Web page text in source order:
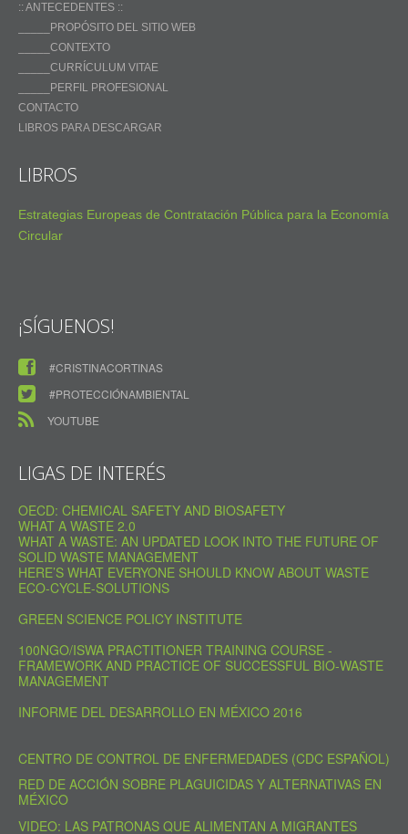
:: ANTECEDENTES ::
_____PROPÓSITO DEL SITIO WEB
_____CONTEXTO
_____CURRÍCULUM VITAE
_____PERFIL PROFESIONAL
CONTACTO
LIBROS PARA DESCARGAR
LIBROS
Estrategias Europeas de Contratación Pública para la Economía
Circular
¡SÍGUENOS!
#CRISTINACORTINAS
#PROTECCIÓNAMBIENTAL
YOUTUBE
LIGAS DE INTERÉS
OECD: CHEMICAL SAFETY AND BIOSAFETY
WHAT A WASTE 2.0
WHAT A WASTE: AN UPDATED LOOK INTO THE FUTURE OF
SOLID WASTE MANAGEMENT
HERE’S WHAT EVERYONE SHOULD KNOW ABOUT WASTE
ECO-CYCLE-SOLUTIONS
GREEN SCIENCE POLICY INSTITUTE
100NGO/ISWA PRACTITIONER TRAINING COURSE -
FRAMEWORK AND PRACTICE OF SUCCESSFUL BIO-WASTE
MANAGEMENT
INFORME DEL DESARROLLO EN MÉXICO 2016
CENTRO DE CONTROL DE ENFERMEDADES (CDC ESPAÑOL)
RED DE ACCIÓN SOBRE PLAGUICIDAS Y ALTERNATIVAS EN
MÉXICO
VIDEO: LAS PATRONAS QUE ALIMENTAN A MIGRANTES